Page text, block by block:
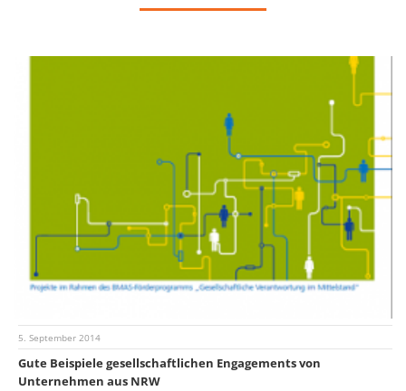
5. September 2014
Gute Beispiele gesellschaftlichen Engagements von
Unternehmen aus NRW